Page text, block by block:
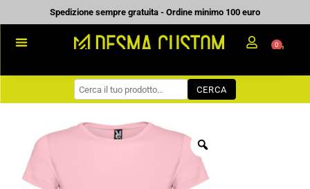
al
contenuto
Spedizione sempre gratuita - Ordine minimo 100 euro
WORKWEAR
COME ORDINARE
PREVENTIVI
CHI SIAMO
0
CERCA